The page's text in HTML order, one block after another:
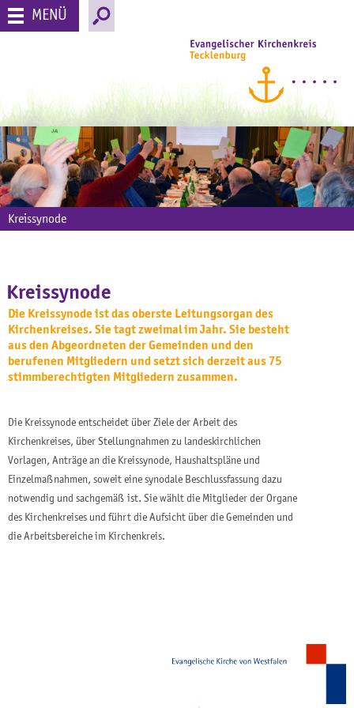
MENÜ
Kreissynode
Kreissynode
Die Kreissynode ist das oberste Leitungsorgan des
Kirchenkreises. Sie tagt zweimal im Jahr. Sie besteht
aus den Abgeordneten der Gemeinden und den
berufenen Mitgliedern und setzt sich derzeit aus 75
stimmberechtigten Mitgliedern zusammen.
Die Kreissynode entscheidet über Ziele der Arbeit des
Kirchenkreises, über Stellungnahmen zu landeskirchlichen
Vorlagen, Anträge an die Kreissynode, Haushaltspläne und
Einzelmaßnahmen, soweit eine synodale Beschlussfassung dazu
notwendig und sachgemäß ist. Sie wählt die Mitglieder der Organe
des Kirchenkreises und führt die Aufsicht über die Gemeinden und
die Arbeitsbereiche im Kirchenkreis.